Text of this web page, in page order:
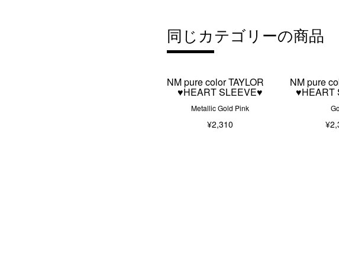
同じカテゴリーの商品
NM pure color TAYLOR
♥HEART SLEEVE♥
Metallic Gold Pink
¥2,310
NM pure
♥HEART